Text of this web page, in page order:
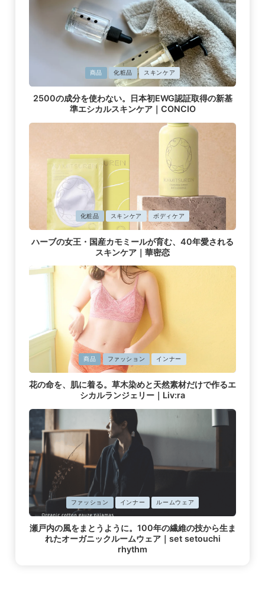
掲
載
商品 化粧品 スキンケア
2500の成分を使わない。日本初EWG認証取得の新基
準エシカルスキンケア｜CONCIO
掲
載
み
化粧品 スキンケア ボディケア
ハーブの女王・国産カモミールが育む、40年愛される
スキンケア｜華密恋
掲
載
商品 ファッション インナー
花の命を、肌に着る。草木染めと天然素材だけで作るエ
シカルランジェリー｜Liv:ra
掲
載
済
ファッション インナー ルームウェア
瀬戸内の風をまとうように。100年の繊維の技から生ま
れたオーガニックルームウェア｜set setouchi
rhythm